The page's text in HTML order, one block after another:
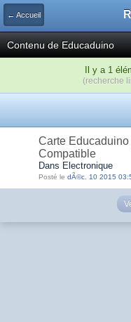
← Accueil
Contenu de Educaduino
Il y a 1
(recherche
Carte
Compatible
Dans Electronique
Posté le dÃ©c. 10 2015